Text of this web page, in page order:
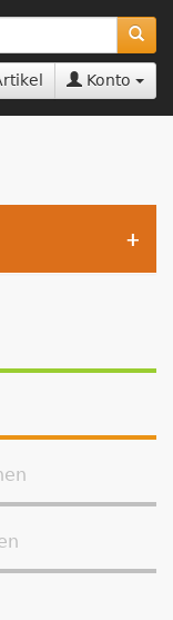
Konto